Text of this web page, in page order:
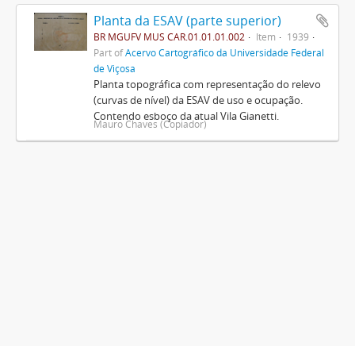
Planta da ESAV (parte superior)
BR MGUFV MUS CAR.01.01.01.002 Item
1939
Part ofAcervo Cartográfico da Universidade Federal
de Viçosa
Planta topográfica com representação do relevo
(curvas de nível) da ESAV de uso e ocupação.
Contendo esboço da atual Vila Gianetti.
Mauro Chaves (Copiador)